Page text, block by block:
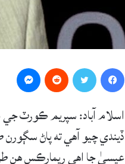
اسلام آباد: سپريم ڪورٽ
ڏيندي چيو آهي ته پاڻ
عيسيٰ جا اهي ريمارڪس هن